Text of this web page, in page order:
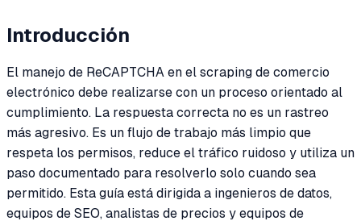
Introducción
El manejo de ReCAPTCHA en el scraping de comercio
electrónico debe realizarse con un proceso orientado al
cumplimiento. La respuesta correcta no es un rastreo
más agresivo. Es un flujo de trabajo más limpio que
respeta los permisos, reduce el tráfico ruidoso y utiliza un
paso documentado para resolverlo solo cuando sea
permitido. Esta guía está dirigida a ingenieros de datos,
equipos de SEO, analistas de precios y equipos de